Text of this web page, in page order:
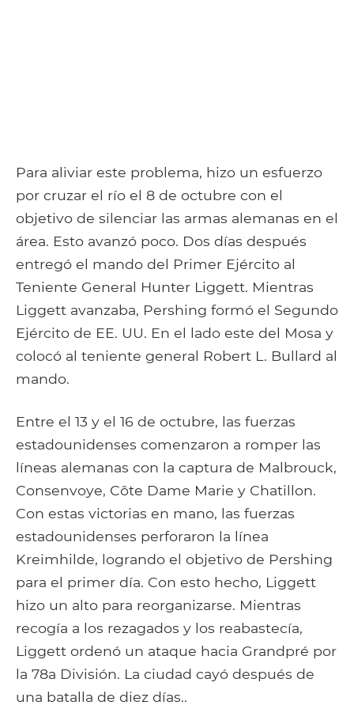
Para aliviar este problema, hizo un esfuerzo
por cruzar el río el 8 de octubre con el
objetivo de silenciar las armas alemanas en el
área. Esto avanzó poco. Dos días después
entregó el mando del Primer Ejército al
Teniente General Hunter Liggett. Mientras
Liggett avanzaba, Pershing formó el Segundo
Ejército de EE. UU. En el lado este del Mosa y
colocó al teniente general Robert L. Bullard al
mando.
Entre el 13 y el 16 de octubre, las fuerzas
estadounidenses comenzaron a romper las
líneas alemanas con la captura de Malbrouck,
Consenvoye, Côte Dame Marie y Chatillon.
Con estas victorias en mano, las fuerzas
estadounidenses perforaron la línea
Kreimhilde, logrando el objetivo de Pershing
para el primer día. Con esto hecho, Liggett
hizo un alto para reorganizarse. Mientras
recogía a los rezagados y los reabastecía,
Liggett ordenó un ataque hacia Grandpré por
la 78a División. La ciudad cayó después de
una batalla de diez días..